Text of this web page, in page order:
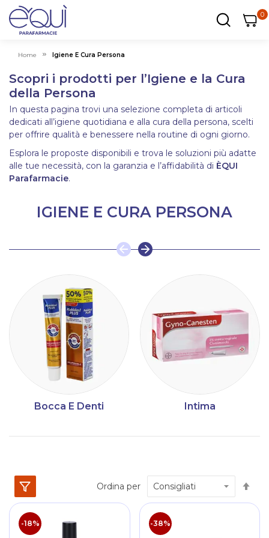
00
Home Igiene E Cura Persona
Scopri i prodotti per l’Igiene e la Cura
della Persona
In questa pagina trovi una selezione completa di articoli
dedicati all’igiene quotidiana e alla cura della persona, scelti
per offrire qualità e benessere nella routine di ogni giorno.
Esplora le proposte disponibili e trova le soluzioni più adatte
alle tue necessità, con la garanzia e l’affidabilità di ÈQUI
Parafarmacie.
IGIENE E CURA PERSONA
Bocca E Denti Intima
Ordina per
-18% -38%